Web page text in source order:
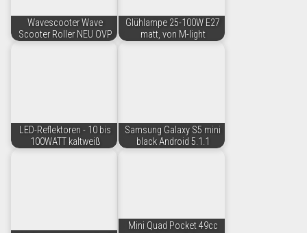
Wavescooter Wave
Scooter Roller NEU OVP
Glühlampe 25-100W E27
matt, von M-light
LED-Reflektoren - 10 bis
100WATT kaltweiß
Samsung Galaxy S5 mini
black Android 5.1.1
Mini Quad Pocket 49cc